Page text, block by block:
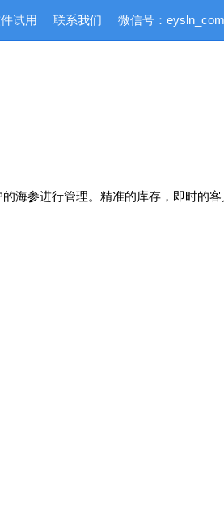
试用 联系我们 微信号：eysln_com
海参进行管理。精准的库存，即时的客